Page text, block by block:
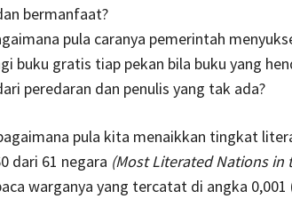
bermanfaat?
pula caranya pemerintah
buku gratis tiap pekan bila buku yang
peredaran dan penulis yang tak ada?
pula kita menaikkan tingkat
dari 61 negara (Most Literated Nations in
warganya yang tercatat di angka 0,001